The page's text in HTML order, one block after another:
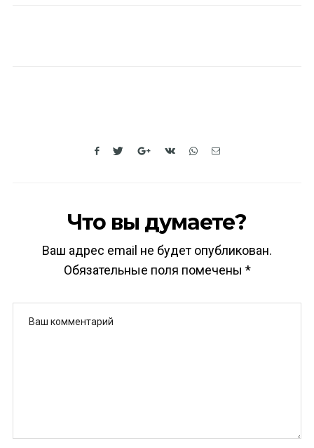
Что вы думаете?
Ваш адрес email не будет опубликован.
Обязательные поля помечены *